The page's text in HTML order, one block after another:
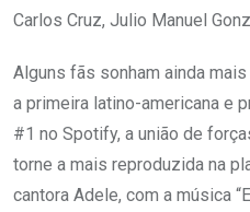
Carlos Cruz, Julio Manuel
Alguns fãs sonham ainda
a primeira latino-americana e
#1 no Spotify, a união de
torne a mais reproduzida na
cantora Adele, com a música